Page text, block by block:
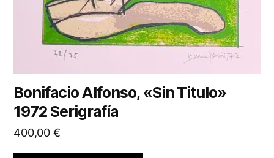
Bonifacio Alfonso, «Sin Titulo»
1972 Serigrafía
400,00 €